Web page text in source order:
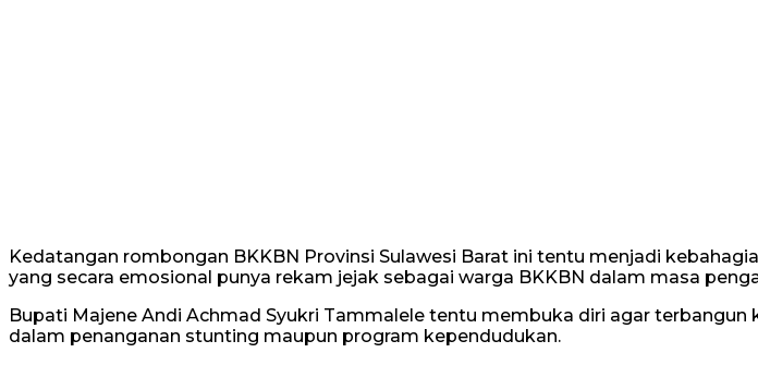
Kedatangan rombongan BKKBN Provinsi Sulawesi Barat ini tentu menjadi
yang secara emosional punya rekam jejak sebagai warga BKKBN dalam masa
Bupati Majene Andi Achmad Syukri Tammalele tentu membuka diri agar
dalam penanganan stunting maupun program kependudukan.